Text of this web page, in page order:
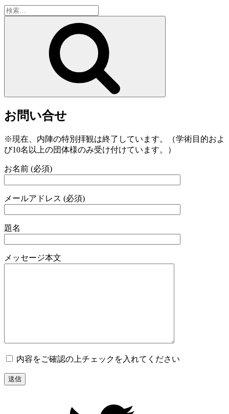
検
索:
お問い合せ
※現在、内陣の特別拝観は終了しています。（学術目的およ
び10名以上の団体様のみ受け付けています。）
お名前 (必須)
メールアドレス (必須)
題名
メッセージ本文
内容をご確認の上チェックを入れてください